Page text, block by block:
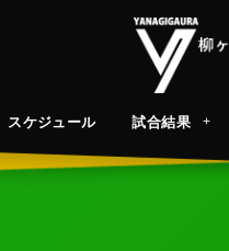
スケジュール 試合結果